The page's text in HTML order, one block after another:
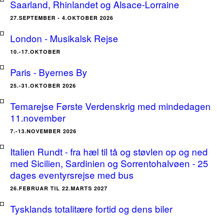
Saarland, Rhinlandet og Alsace-Lorraine
27.SEPTEMBER - 4.OKTOBER 2026
London - Musikalsk Rejse
10.-17.OKTOBER
Paris - Byernes By
25.-31.OKTOBER 2026
Temarejse Første Verdenskrig med mindedagen
11.november
7.-13.NOVEMBER 2026
Italien Rundt - fra hæl til tå og støvlen op og ned
med Sicilien, Sardinien og Sorrentohalvøen - 25
dages eventyrsrejse med bus
26.FEBRUAR TIL 22.MARTS 2027
Tysklands totalitære fortid og dens biler